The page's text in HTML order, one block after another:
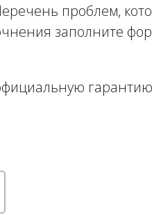
проблем,
заполните